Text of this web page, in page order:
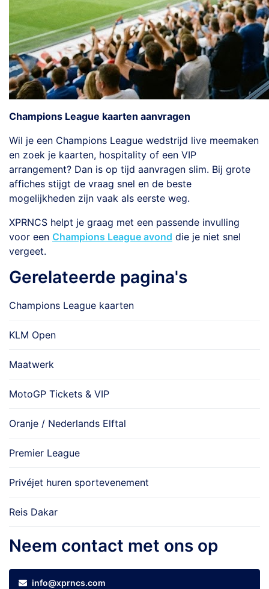
Champions League kaarten aanvragen
Wil je een Champions League wedstrijd live meemaken
en zoek je kaarten, hospitality of een VIP
arrangement? Dan is op tijd aanvragen slim. Bij grote
affiches stijgt de vraag snel en de beste
mogelijkheden zijn vaak als eerste weg.
XPRNCS helpt je graag met een passende invulling
voor een Champions League avond die je niet snel
vergeet.
Gerelateerde pagina's
Champions League kaarten
KLM Open
Maatwerk
MotoGP Tickets & VIP
Oranje / Nederlands Elftal
Premier League
Privéjet huren sportevenement
Reis Dakar
Neem contact met ons op
info@xprncs.com